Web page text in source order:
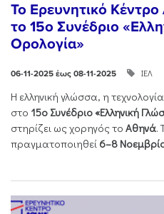
Το Ερευνητικό
το 15ο Συνέδριο
Ορολογία»
06-11-2025 έως 08-11-2025 ΙΕΛ
Η ελληνική γλώσσα, η
στο 15ο Συνέδριο «Ελληνική
στηρίζει ως χορηγός το Αθηνά.
πραγματοποιηθεί 6–8